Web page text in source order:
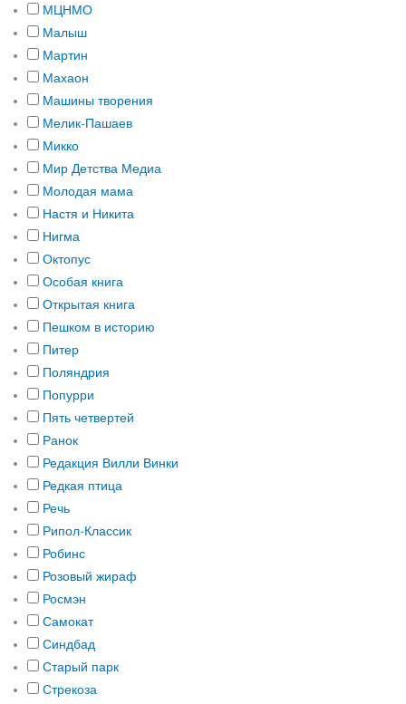
МЦНМО
Малыш
Мартин
Махаон
Машины творения
Мелик-Пашаев
Микко
Мир Детства Медиа
Молодая мама
Настя и Никита
Нигма
Октопус
Особая книга
Открытая книга
Пешком в историю
Питер
Поляндрия
Попурри
Пять четвертей
Ранок
Редакция Вилли Винки
Редкая птица
Речь
Рипол-Классик
Робинс
Розовый жираф
Росмэн
Самокат
Синдбад
Старый парк
Стрекоза